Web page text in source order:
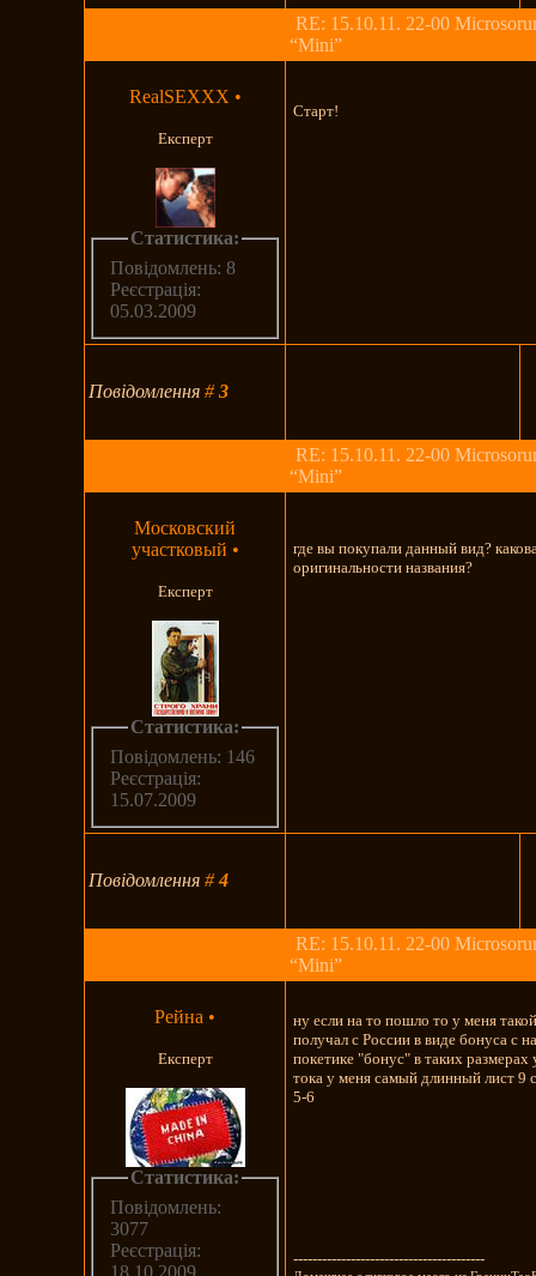
RE: 15.10.11. 22-00
“Mini”
RealSEXXX •
Експерт
Статистика:
Повідомлень: 8
Реєстрація:
05.03.2009
Старт!
Повідомлення#3
RE: 15.10.11. 22-00
“Mini”
Московский
участковый •
Експерт
Статистика:
Повідомлень: 146
Реєстрація:
15.07.2009
где вы покупали данный вид?
оригинальности названия?
Повідомлення#4
RE: 15.10.11. 22-00
“Mini”
Рейна •
Експерт
Статистика:
Повідомлень:
3077
Реєстрація:
ну если на то пошло то у меня
получал с России в виде бонуса с
покетике "бонус" в таких
тока у меня самый длинный лист 9
5-6
----------------------------------------